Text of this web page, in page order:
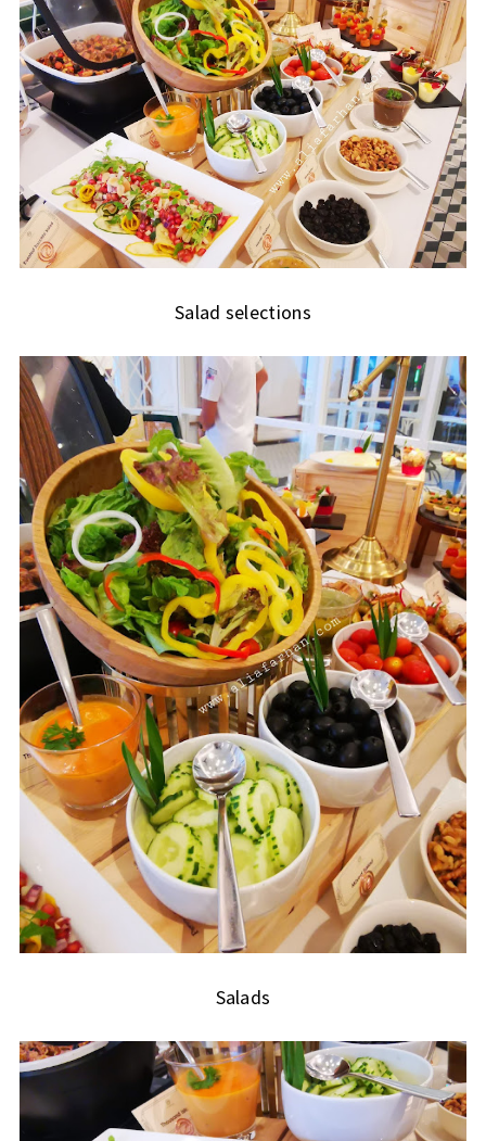
Salad selections
Salads